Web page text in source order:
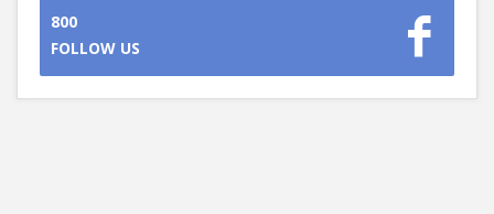
800
FOLLOW US